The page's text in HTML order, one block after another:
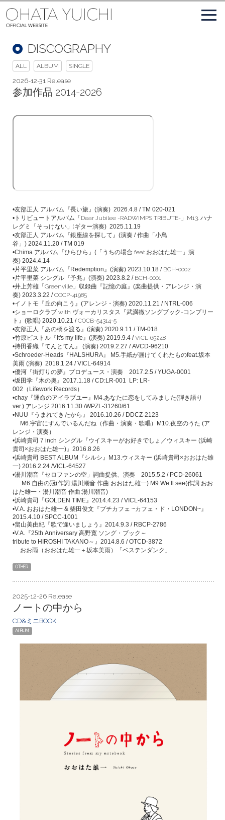
DISCOGRAPHY
ALL ALBUM SINGLE
2026-12-31 Release
参加作品 2014-2026
•友部正人 アルバム 『長い旅』(演奏) 2026.4.8 / TM 020-021
•トリビュートアルバム 「Dear Jubilee -RADWIMPS TRIBUTE-」M13. ハナ
レグミ「そっけない」(ギター演奏) 2025.11.19
•友部正人 アルバム 『銀座線を探して』(演奏 / 作曲「小鳥
谷」) 2024.11.20 / TM 019
•Chima アルバム 『ひらひら』(「 うちの場合 feat.おおはた雄一」演
奏) 2024.4.14
•片平里菜 アルバム 『Redemption』(演奏) 2023.10.18 / BCH-0002
•片平里菜 シングル 『予兆』(演奏) 2023.8.2 / BCH-0001
•井上芳雄 「Greenville」収録曲 『記憶の庭』(楽曲提供・アレンジ・演
奏) 2023.3.22 /COCP-41985
•イノトモ 『丘の向こう』(アレンジ・演奏) 2020.11.21 / NTRL-006
•ショーロクラブ with ヴォーカリスタス 『武満徹ソングブック-コンプリー
ト 』(歌唱) 2020.10.21 /COCB-54314-5
•友部正人
『あの橋を渡る』(演奏) 2020.9.11 / TM-018
•竹原ピストル 『It's my life』(演奏) 2019.9.4 /VICL-65248
•持田香織 『てんとてん』 (演奏)2019.2.27 / AVCD-96210
•Schroeder-Heads 『 HALSHURA』 M5.手紙が届けてくれたものfeat.坂本
美雨(演奏) 2018.1.24 /VICL-64914
•優河 『街灯りの夢』 プロデュース・演奏2017.2.5 / YUGA-0001
•坂田学 『木の奥』2017.1.18 /CD:LR-001 LP: LR-
002（Lifework Records）
•chay『運命のアイラブユー』M4.あなたに恋をしてみました(弾き語り
ver.) アレンジ 2016.11.30 /WPZL-31260/61
•NUU『うまれてきたから』2016.10.26/ DDCZ-2123
M6.宇宙にすんでいるんだね（作曲・演奏・歌唱）M10.夜空のうた (ア
レンジ・演奏）
•浜崎貴司 7 inch シングル『ウイスキーがお好きでしょ／ ウィスキー (浜崎
貴司 ×おおはた雄一)』2016.8.26
•浜崎貴司 BEST ALBUM 『シルシ』 M13.ウィスキー (浜崎貴司 ×おおはた雄
一) 2016.2.24 /VICL-64527
•湯川潮音『セロファンの空」詞曲提供、演奏2015.5.2 / PCD-26061
M6.自由の冠(作詞:湯川潮音 作曲:おおはた雄一) M9.We’ll see(作詞:おお
はた雄一・湯川潮音 作曲:湯川潮音)
•浜崎貴司『GOLDEN TIME』2014.4.23 / VICL-64153
•V.A. おおはた雄一 &柴田俊文『プチカフェ ~カフェ・ド・ LONDON~』
2015.4.10 / SPCC-1001
•畠山美由紀『歌で逢いましょう』2014.9.3 / RBCP-2786
•V.A. 『25th Anniversary高野寛 ソング・ブック～
tribute to HIROSHI TAKANO～』2014.8.6 / OTCD-3872
おお雨（おおはた雄一＋坂本美雨）「ベステンダンク」
OTHER
2025-12-26 Release
ノートの中から
CD&ミニBOOK
ALBUM